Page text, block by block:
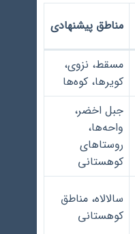
مناطق پیشنهادی
مسقط، نزوی،
کویرها، کوه‌ها
جبل اخضر،
واحه‌ها،
روستاهای
کوهستانی
سالالاه، مناطق
کوهستانی